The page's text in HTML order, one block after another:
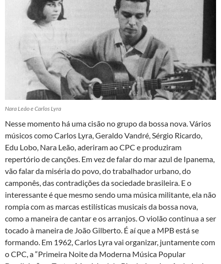
Nara Leão e Carlos Lyra
Nesse momento há uma cisão no grupo da bossa nova. Vários
músicos como Carlos Lyra, Geraldo Vandré, Sérgio Ricardo,
Edu Lobo, Nara Leão, aderiram ao CPC e produziram
repertório de canções. Em vez de falar do mar azul de Ipanema,
vão falar da miséria do povo, do trabalhador urbano, do
camponês, das contradições da sociedade brasileira. E o
interessante é que mesmo sendo uma música militante, ela não
rompia com as marcas estilísticas musicais da bossa nova,
como a maneira de cantar e os arranjos. O violão continua a ser
tocado à maneira de João Gilberto. É aí que a MPB está se
formando. Em 1962, Carlos Lyra vai organizar, juntamente com
o CPC, a “Primeira Noite da Moderna Música Popular